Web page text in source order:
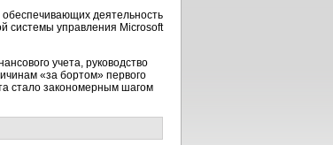
деятельность
системы управления Microsoft
учета, руководство
«за бортом» первого
стало закономерным шагом